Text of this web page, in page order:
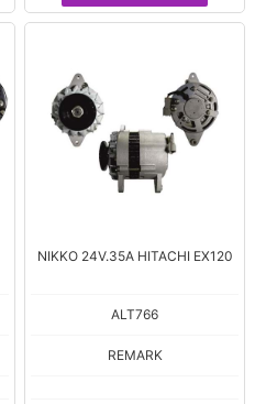
NIKKO 24V.35A HITACHI EX120
ALT766
REMARK